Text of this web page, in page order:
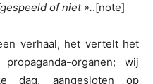
of niet »..[note]
verhaal, het vertelt het
organen; wij
dag, aangesloten op